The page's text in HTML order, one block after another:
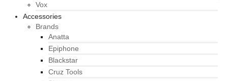
Vox
Accessories
Brands
Anatta
Epiphone
Blackstar
Cruz Tools